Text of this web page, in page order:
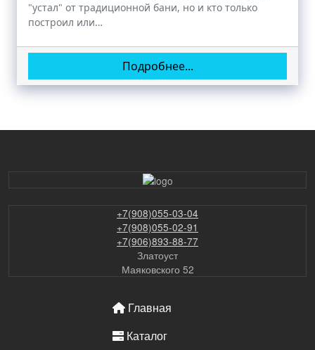
"устал" от традиционной бани, но и кто только
построил или…
Подробнее...
+7(908)055-03-04
+7(908)055-02-91
+7(906)893-88-77
Златоуст
Маяковского 52
ОСНОВНАЯ НАВИГАЦИЯ
Главная
Каталог